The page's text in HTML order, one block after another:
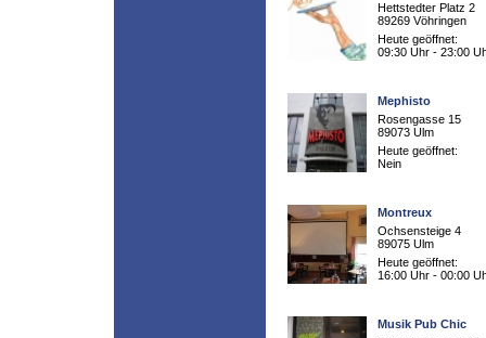
Hettstedter Platz 2
89269 Vöhringen
Heute geöffnet:
09:30 Uhr - 23:00
Mephisto
Rosengasse 15
89073 Ulm
Heute geöffnet:
Nein
Montreux
Ochsensteige 4
89075 Ulm
Heute geöffnet:
16:00 Uhr - 00:00
Musik Pub Chic